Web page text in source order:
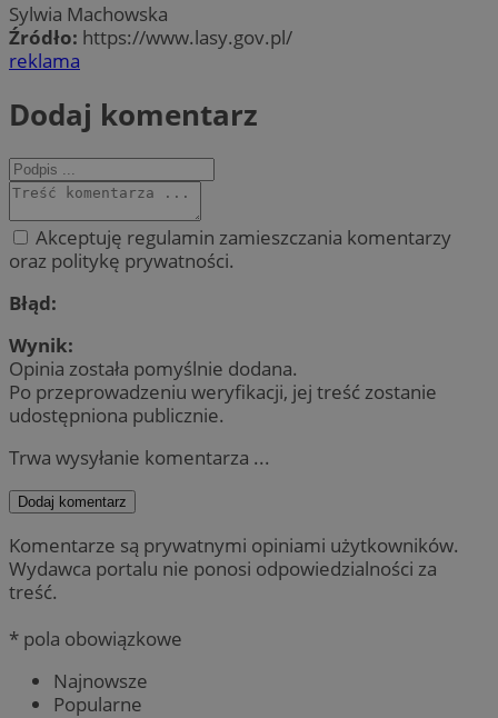
Sylwia Machowska
Źródło: https://www.lasy.gov.pl/
reklama
Dodaj komentarz
Akceptuję regulamin zamieszczania komentarzy
oraz politykę prywatności.
Błąd:
Wynik:
Opinia została pomyślnie dodana.
Po przeprowadzeniu weryfikacji, jej treść zostanie
udostępniona publicznie.
Trwa wysyłanie komentarza ...
Dodaj komentarz
Komentarze są prywatnymi opiniami użytkowników.
Wydawca portalu nie ponosi odpowiedzialności za
treść.
* pola obowiązkowe
Najnowsze
Popularne